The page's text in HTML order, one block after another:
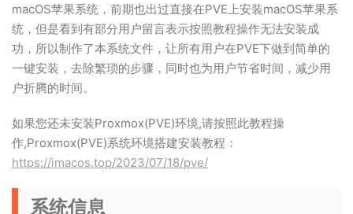
macOS苹果系统，前期也出过直接在PVE上安装macOS苹果系
统，但是看到有部分用户留言表示按照教程操作无法安装成
功，所以制作了本系统文件，让所有用户在PVE下做到简单的
一键安装，去除繁琐的步骤，同时也为用户节省时间，减少用
户折腾的时间。
如果您还未安装Proxmox(PVE)环境,请按照此教程操
作,Proxmox(PVE)系统环境搭建安装教程：
https://imacos.top/2023/07/18/pve/
系统信息